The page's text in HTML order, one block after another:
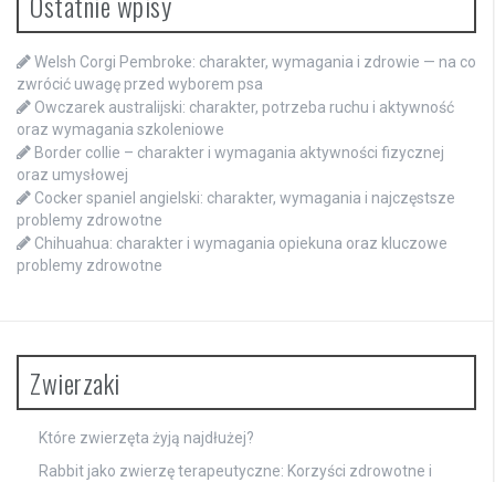
Welsh Corgi Pembroke: charakter, wymagania i zdrowie — na co
zwrócić uwagę przed wyborem psa
Owczarek australijski: charakter, potrzeba ruchu i aktywność
oraz wymagania szkoleniowe
Border collie – charakter i wymagania aktywności fizycznej
oraz umysłowej
Cocker spaniel angielski: charakter, wymagania i najczęstsze
problemy zdrowotne
Chihuahua: charakter i wymagania opiekuna oraz kluczowe
problemy zdrowotne
Zwierzaki
Które zwierzęta żyją najdłużej?
Rabbit jako zwierzę terapeutyczne: Korzyści zdrowotne i